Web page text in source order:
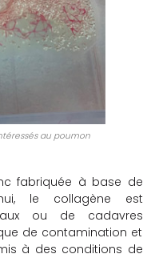
au poumon
fabriquée à base de
le collagène est
ou de cadavres
de contamination et
à des conditions de